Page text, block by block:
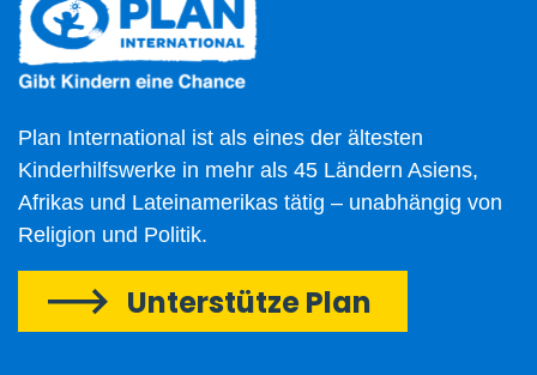
Plan International ist als eines der ältesten
Kinderhilfswerke in mehr als 45 Ländern Asiens,
Afrikas und Lateinamerikas tätig – unabhängig von
Religion und Politik.
Unterstütze Plan